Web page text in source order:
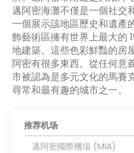
邁阿密海灘不僅是一個社交
一個展示該地區歷史和遺產
飾藝術區擁有世界上最大的
地建築。這些色彩鮮豔的房
阿密有很多東西。從任何意
市被認為是多元文化的馬賽
尋常和最有趣的城市之一。
推荐机场
邁阿密國際機場 (MIA)